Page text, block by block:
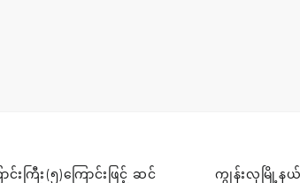
းကြီး(၅)ကြောင်းဖြင့် ဆင်
ကျွန်းလှမြို့န